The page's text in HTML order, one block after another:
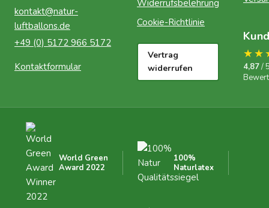
kontakt@natur-
luftballons.de
+49 (0) 5172 966 5172
Kontaktformular
Widerrufsbelehrung
Cookie-Richtlinie
Vertrag
widerrufen
4,87/
World Green
Award 2022
100%
Naturlatex